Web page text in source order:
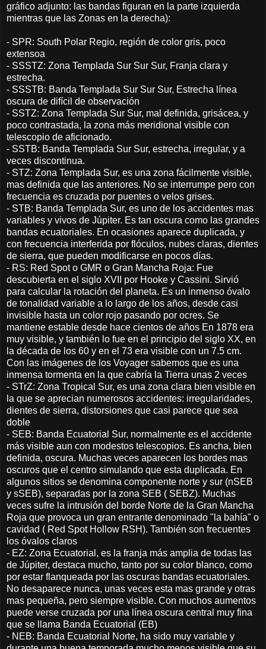
gráfico adjunto: las bandas figuran en la parte izquierda
mientras que las Zonas en la derecha):
- SPR: South Polar Regio, región de color gris, poco
extensoa
- SSSTZ: Zona Templada Sur Sur Sur, Franja clara y
estrecha.
- SSSTB: Banda Templada Sur Sur Sur, Estrecha línea
oscura de difícil de observación
- SSTZ: Zona Templada Sur Sur, mal definida, grisácea, y
poco contrastada, la zona más meridional visible con
telescopio de aficionado.
- SSTB: Banda Templada Sur Sur, estrecha, irregular, y a
veces discontinua.
- STZ: Zona Templada Sur, es una zona fácilmente visible,
mas definida que las anteriores. No se interrumpe pero con
frecuencia es cruzada por puentes o velos grises.
- STB: Banda Templada Sur, es uno de los accidentes mas
variables y vivos de Júpiter. Es tan oscura como las grandes
bandas ecuatoriales. En ocasiones aparece duplicada, y
con frecuencia interferida por flóculos, nubes claras, dientes
de sierra, que pueden modificarse en pocos días.
- RS: Red Spot o GMR o Gran Mancha Roja: Fue
descubierta en el siglo XVII por Hooke y Cassini. Sirvió
para calcular la rotación del planeta. Es un inmenso óvalo
de tonalidad variable a lo largo de los años, desde casi
invisible hasta un color rojo pasando por ocres. Se
mantiene estable desde hace cientos de años En 1878 era
muy visible, y también lo fue en el principio del siglo XX, en
la década de los 60 y en el 73 era visible con un 7.5 cm.
Con las imágenes de los Voyager sabemos que es una
inmensa tormenta en la que cabría la Tierra unas 2 veces
- STrZ: Zona Tropical Sur, es una zona clara bien visible en
la que se aprecian numerosos accidentes: irregularidades,
dientes de sierra, distorsiones que casi parece que sea
doble
- SEB: Banda Ecuatorial Sur, normalmente es el accidente
más visible aun con modestos telescopios. Es ancha, bien
definida, oscura. Muchas veces aparecen los bordes mas
oscuros que el centro simulando que esta duplicada. En
algunos sitios se denomina componente norte y sur (nSEB
y sSEB), separadas por la zona SEB ( SEBZ). Muchas
veces sufre la intrusión del borde Norte de la Gran Mancha
Roja que provoca un gran entrante denominado "la bahía" o
cavidad ( Red Spot Hollow RSH). También son frecuentes
los óvalos claros
- EZ: Zona Ecuatorial, es la franja más amplia de todas las
de Júpiter, destaca mucho, tanto por su color blanco, como
por estar flanqueada por las oscuras bandas ecuatoriales.
No desaparece nunca, unas veces esta mas grande y otras
mas pequeña, pero siempre visible. Con muchos aumentos
puede verse cruzada por una línea oscura central muy fina
que se llama Banda Ecuatorial (EB)
- NEB: Banda Ecuatorial Norte, ha sido muy variable y